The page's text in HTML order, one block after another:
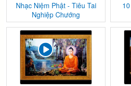
Nhạc Niệm Phật - Tiêu Tai
Nghiệp Chướng